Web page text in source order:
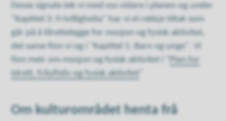
Desse signala tek vi med oss vidare i planen og under
"Kapittel 3: Frivilligheita" har vi ei rekkje tiltak som
går på å tilrettelegge for mosjon og fysisk aktivitet,
det same finn vi og i "Kapittel 1: Barn og unge". Vi
finn meir om mosjon og fysisk aktivitet i "
Plan for
Idrett, friluftsliv og fysisk aktivitet
Om kulturområdet henta frå